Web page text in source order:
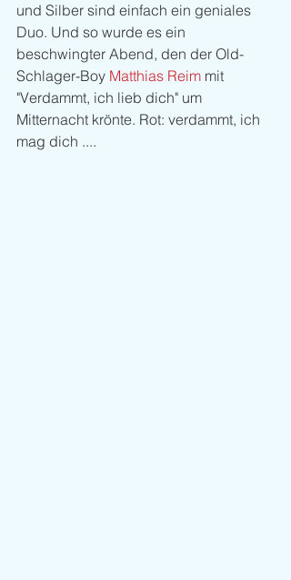
und Silber sind einfach ein geniales
Duo. Und so wurde es ein
beschwingter Abend, den der Old-
Schlager-Boy Matthias Reim mit
"Verdammt, ich lieb dich" um
Mitternacht krönte. Rot: verdammt, ich
mag dich ....